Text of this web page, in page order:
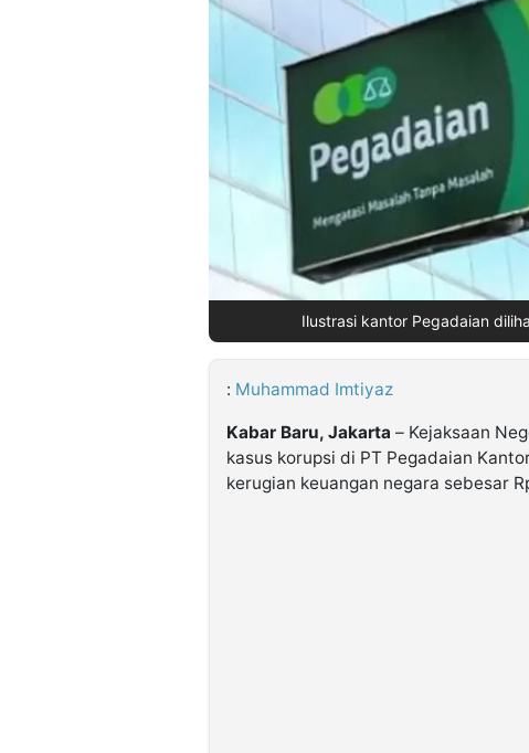
Ilustrasi kantor Pegadaian
: Muhammad Imtiyaz
Kabar Baru, Jakarta – Kejaksaan
kasus korupsi di PT Pegadaian
kerugian keuangan negara sebesar